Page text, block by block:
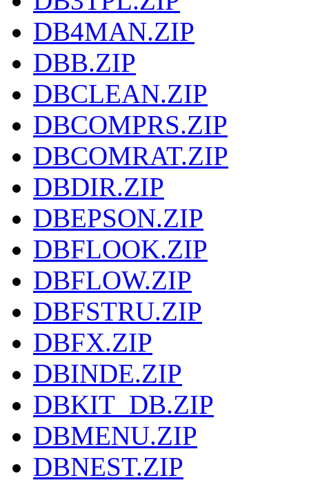
DB4MAN.ZIP
DBB.ZIP
DBCLEAN.ZIP
DBCOMPRS.ZIP
DBCOMRAT.ZIP
DBDIR.ZIP
DBEPSON.ZIP
DBFLOOK.ZIP
DBFLOW.ZIP
DBFSTRU.ZIP
DBFX.ZIP
DBINDE.ZIP
DBKIT_DB.ZIP
DBMENU.ZIP
DBNEST.ZIP